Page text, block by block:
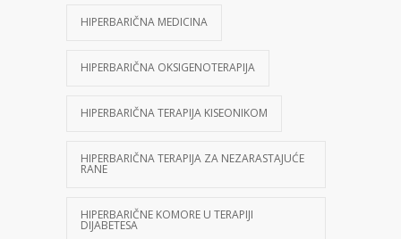
HIPERBARIČNA MEDICINA
HIPERBARIČNA OKSIGENOTERAPIJA
HIPERBARIČNA TERAPIJA KISEONIKOM
HIPERBARIČNA TERAPIJA ZA NEZARASTAJUĆE
RANE
HIPERBARIČNE KOMORE U TERAPIJI
DIJABETESA